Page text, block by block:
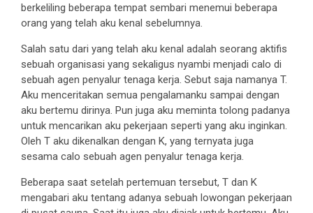
berkeliling beberapa tempat sembari menemui beberapa
orang yang telah aku kenal sebelumnya.
Salah satu dari yang telah aku kenal adalah seorang aktifis
sebuah organisasi yang sekaligus nyambi menjadi calo di
sebuah agen penyalur tenaga kerja. Sebut saja namanya T.
Aku menceritakan semua pengalamanku sampai dengan
aku bertemu dirinya. Pun juga aku meminta tolong padanya
untuk mencarikan aku pekerjaan seperti yang aku inginkan.
Oleh T aku dikenalkan dengan K, yang ternyata juga
sesama calo sebuah agen penyalur tenaga kerja.
Beberapa saat setelah pertemuan tersebut, T dan K
mengabari aku tentang adanya sebuah lowongan pekerjaan